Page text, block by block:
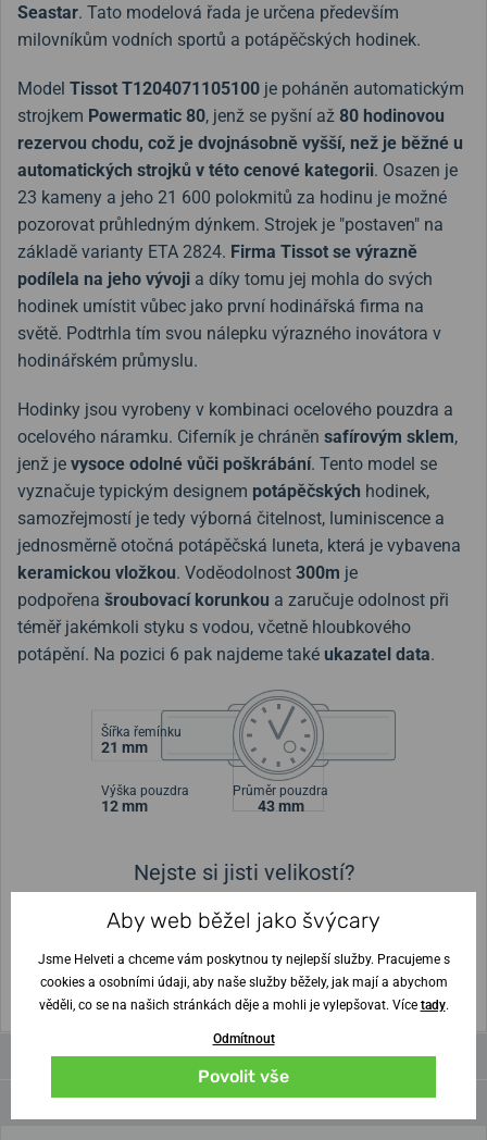
Seastar. Tato modelová řada je určena především
milovníkům vodních sportů a potápěčských hodinek.
Model Tissot T1204071105100 je poháněn automatickým
strojkem Powermatic 80, jenž se pyšní až 80 hodinovou
rezervou chodu, což je dvojnásobně vyšší, než je běžné u
automatických strojků v této cenové kategorii. Osazen je
23 kameny a jeho 21 600 polokmitů za hodinu je možné
pozorovat průhledným dýnkem. Strojek je "postaven" na
základě varianty ETA 2824. Firma Tissot se výrazně
podílela na jeho vývoji a díky tomu jej mohla do svých
hodinek umístit vůbec jako první hodinářská firma na
světě. Podtrhla tím svou nálepku výrazného inovátora v
hodinářském průmyslu.
Hodinky jsou vyrobeny v kombinaci ocelového pouzdra a
ocelového náramku. Ciferník je chráněn safírovým sklem,
jenž je vysoce odolné vůči poškrábání. Tento model se
vyznačuje typickým designem potápěčských hodinek,
samozřejmostí je tedy výborná čitelnost, luminiscence a
jednosměrně otočná potápěčská luneta, která je vybavena
keramickou vložkou. Voděodolnost 300m je
podpořena šroubovací korunkou a zaručuje odolnost při
téměř jakémkoli styku s vodou, včetně hloubkového
potápění. Na pozici 6 pak najdeme také ukazatel data.
Šířka řemínku
21 mm
Výška pouzdra
12 mm
Průměr pouzdra
43 mm
Nejste si jisti velikostí?
Vytisknout vzory velikostí
(U tisku nastavte Měřítko: Výchozí)
Videa
Parametry a funkce
Aby web běžel jako švýcary
Jsme Helveti a chceme vám poskytnou ty nejlepší služby. Pracujeme s
cookies a osobními údaji, aby naše služby běžely, jak mají a abychom
věděli, co se na našich stránkách děje a mohli je vylepšovat. Více tady.
Odmítnout
Povolit vše